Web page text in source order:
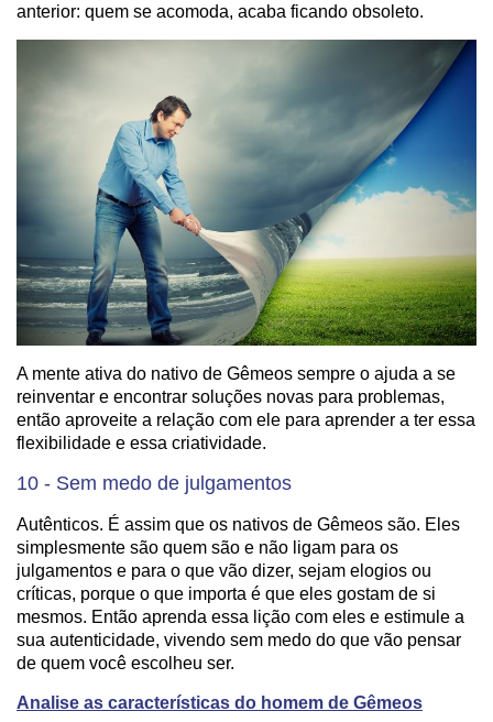
anterior: quem se acomoda, acaba ficando obsoleto.
A mente ativa do nativo de Gêmeos sempre o ajuda a se
reinventar e encontrar soluções novas para problemas,
então aproveite a relação com ele para aprender a ter essa
flexibilidade e essa criatividade.
10 - Sem medo de julgamentos
Autênticos. É assim que os nativos de Gêmeos são. Eles
simplesmente são quem são e não ligam para os
julgamentos e para o que vão dizer, sejam elogios ou
críticas, porque o que importa é que eles gostam de si
mesmos. Então aprenda essa lição com eles e estimule a
sua autenticidade, vivendo sem medo do que vão pensar
de quem você escolheu ser.
Analise as características do homem de Gêmeos